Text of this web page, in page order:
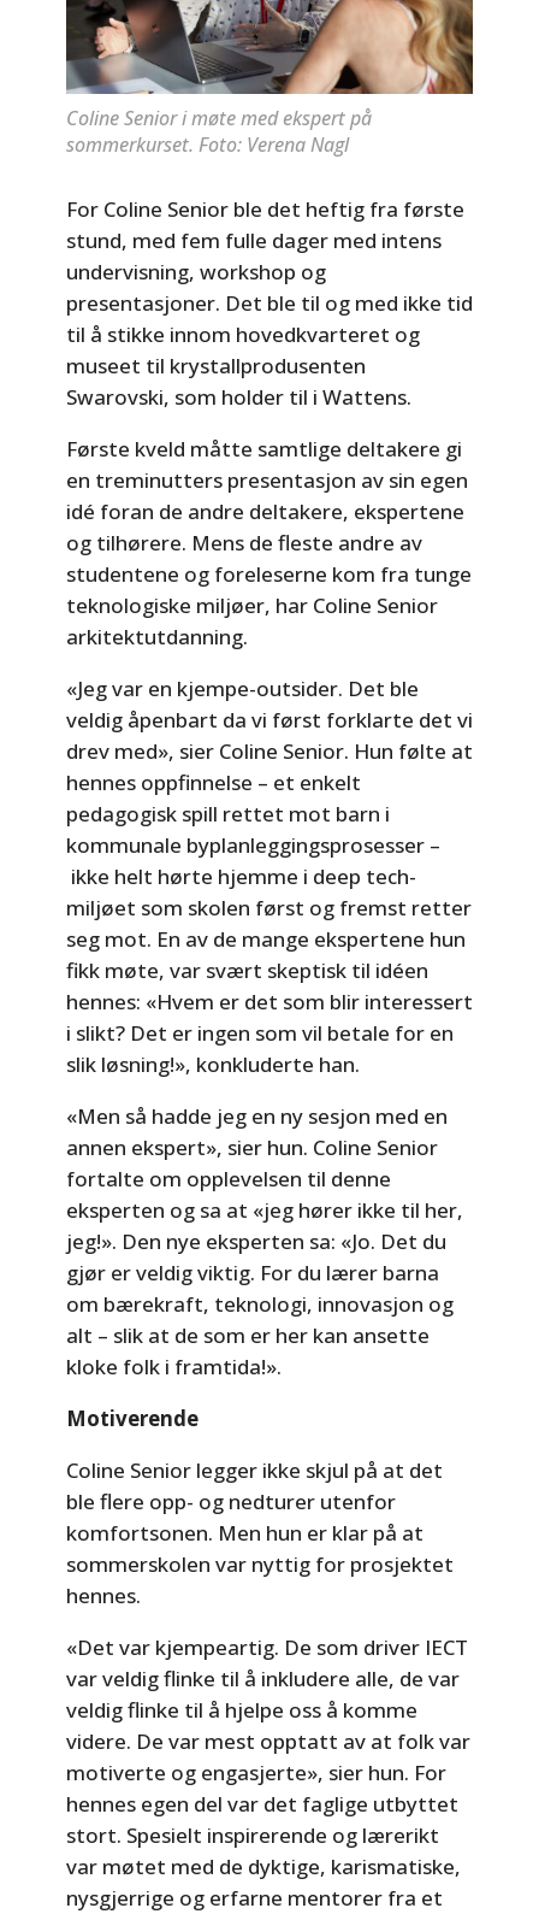
Coline Senior i møte med ekspert på
sommerkurset. Foto: Verena Nagl
For Coline Senior ble det heftig fra første
stund, med fem fulle dager med intens
undervisning, workshop og
presentasjoner. Det ble til og med ikke tid
til å stikke innom hovedkvarteret og
museet til krystallprodusenten
Swarovski, som holder til i Wattens.
Første kveld måtte samtlige deltakere gi
en treminutters presentasjon av sin egen
idé foran de andre deltakere, ekspertene
og tilhørere. Mens de fleste andre av
studentene og foreleserne kom fra tunge
teknologiske miljøer, har Coline Senior
arkitektutdanning.
«Jeg var en kjempe-outsider. Det ble
veldig åpenbart da vi først forklarte det vi
drev med», sier Coline Senior. Hun følte at
hennes oppfinnelse – et enkelt
pedagogisk spill rettet mot barn i
kommunale byplanleggingsprosesser –
ikke helt hørte hjemme i deep tech-
miljøet som skolen først og fremst retter
seg mot. En av de mange ekspertene hun
fikk møte, var svært skeptisk til idéen
hennes: «Hvem er det som blir interessert
i slikt? Det er ingen som vil betale for en
slik løsning!», konkluderte han.
«Men så hadde jeg en ny sesjon med en
annen ekspert», sier hun. Coline Senior
fortalte om opplevelsen til denne
eksperten og sa at «jeg hører ikke til her,
jeg!». Den nye eksperten sa: «Jo. Det du
gjør er veldig viktig. For du lærer barna
om bærekraft, teknologi, innovasjon og
alt – slik at de som er her kan ansette
kloke folk i framtida!».
Motiverende
Coline Senior legger ikke skjul på at det
ble flere opp- og nedturer utenfor
komfortsonen. Men hun er klar på at
sommerskolen var nyttig for prosjektet
hennes.
«Det var kjempeartig. De som driver IECT
var veldig flinke til å inkludere alle, de var
veldig flinke til å hjelpe oss å komme
videre. De var mest opptatt av at folk var
motiverte og engasjerte», sier hun. For
hennes egen del var det faglige utbyttet
stort. Spesielt inspirerende og lærerikt
var møtet med de dyktige, karismatiske,
nysgjerrige og erfarne mentorer fra et